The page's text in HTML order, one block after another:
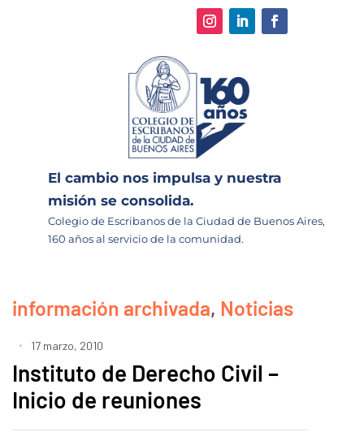
El cambio nos impulsa y nuestra
misión se consolida.
Colegio de Escribanos de la Ciudad de Buenos Aires,
160 años al servicio de la comunidad.
información archivada, Noticias
17 marzo, 2010
Instituto de Derecho Civil –
Inicio de reuniones